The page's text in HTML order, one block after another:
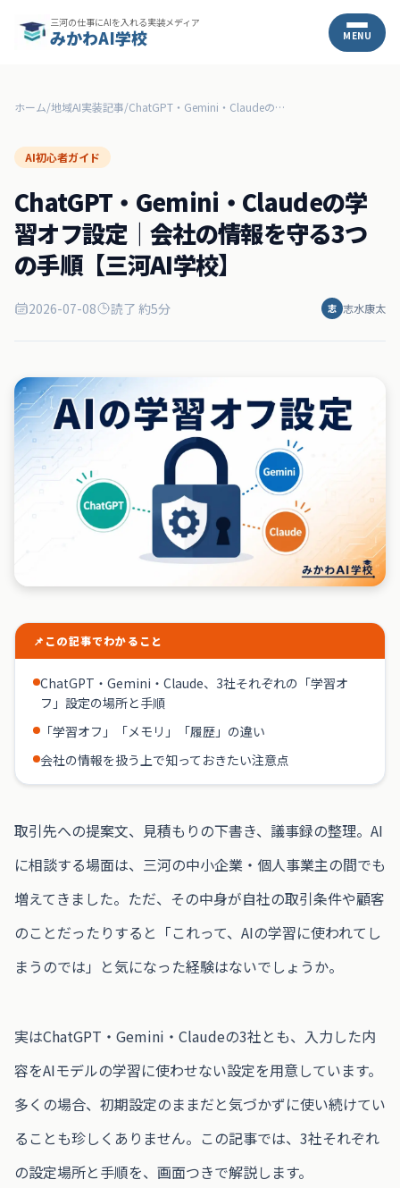
三河の仕事にAIを入れる実装メディア
みかわAI学校 MENU
ホーム/地域AI実装記事/ ChatGPT・Gemini・Claudeの学習オフ設定｜会社の情報を守る3つの手順【三河AI学校】
AI初心者ガイド
ChatGPT・Gemini・Claudeの学
習オフ設定｜会社の情報を守る3つ
の手順【三河AI学校】
2026-07-08 読了 約5分 志 志水康太
📌 この記事でわかること
ChatGPT・Gemini・Claude、3社それぞれの「学習オ
フ」設定の場所と手順
「学習オフ」「メモリ」「履歴」の違い
会社の情報を扱う上で知っておきたい注意点
取引先への提案文、見積もりの下書き、議事録の整理。AI
に相談する場面は、三河の中小企業・個人事業主の間でも
増えてきました。ただ、その中身が自社の取引条件や顧客
のことだったりすると「これって、AIの学習に使われてし
まうのでは」と気になった経験はないでしょうか。
実はChatGPT・Gemini・Claudeの3社とも、入力した内
容をAIモデルの学習に使わせない設定を用意しています。
多くの場合、初期設定のままだと気づかずに使い続けてい
ることも珍しくありません。この記事では、3社それぞれ
の設定場所と手順を、画面つきで解説します。